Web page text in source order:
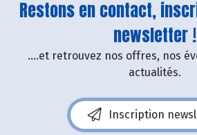
Restons en contact,
newsletter !
....et retrouvez nos offres, nos
actualités.
Inscription